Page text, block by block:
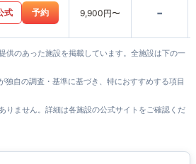
式 予約 9,900円〜 -
供のあった施設を掲載しています。全施設は下の一
自の調査・基準に基づき、特におすすめする項目
りません。詳細は各施設の公式サイトをご確認くだ